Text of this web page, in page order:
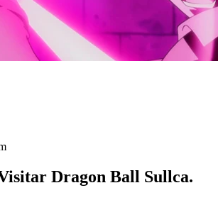
Dragon Ball Sullca.